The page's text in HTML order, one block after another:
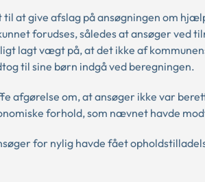
at give afslag på ansøgningen om
forudses, således at ansøger ved
lagt vægt på, at det ikke af
til sine børn indgå ved beregningen.
afgørelse om, at ansøger ikke var
forhold, som nævnet havde
for nylig havde fået